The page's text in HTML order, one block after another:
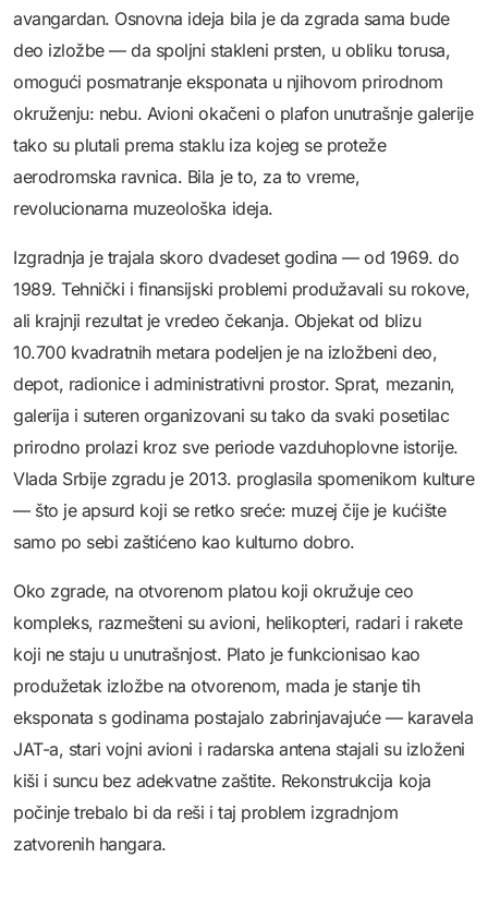
avangardan. Osnovna ideja bila je da zgrada sama bude
deo izložbe — da spoljni stakleni prsten, u obliku torusa,
omogući posmatranje eksponata u njihovom prirodnom
okruženju: nebu. Avioni okačeni o plafon unutrašnje galerije
tako su plutali prema staklu iza kojeg se proteže
aerodromska ravnica. Bila je to, za to vreme,
revolucionarna muzeološka ideja.
Izgradnja je trajala skoro dvadeset godina — od 1969. do
1989. Tehnički i finansijski problemi produžavali su rokove,
ali krajnji rezultat je vredeo čekanja. Objekat od blizu
10.700 kvadratnih metara podeljen je na izložbeni deo,
depot, radionice i administrativni prostor. Sprat, mezanin,
galerija i suteren organizovani su tako da svaki posetilac
prirodno prolazi kroz sve periode vazduhoplovne istorije.
Vlada Srbije zgradu je 2013. proglasila spomenikom kulture
— što je apsurd koji se retko sreće: muzej čije je kućište
samo po sebi zaštićeno kao kulturno dobro.
Oko zgrade, na otvorenom platou koji okružuje ceo
kompleks, razmešteni su avioni, helikopteri, radari i rakete
koji ne staju u unutrašnjost. Plato je funkcionisao kao
produžetak izložbe na otvorenom, mada je stanje tih
eksponata s godinama postajalo zabrinjavajuće — karavela
JAT-a, stari vojni avioni i radarskа antena stajali su izloženi
kiši i suncu bez adekvatne zaštite. Rekonstrukcija koja
počinje trebalo bi da reši i taj problem izgradnjom
zatvorenih hangara.